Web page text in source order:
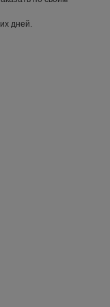
дней.